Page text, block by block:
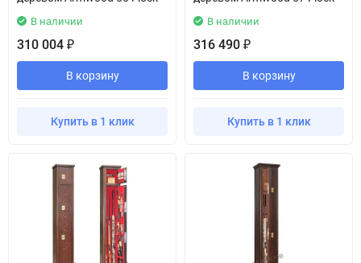
В наличии
310 004 ₽
В корзину
Купить в 1 клик
В наличии
316 490 ₽
В корзину
Купить в 1 клик